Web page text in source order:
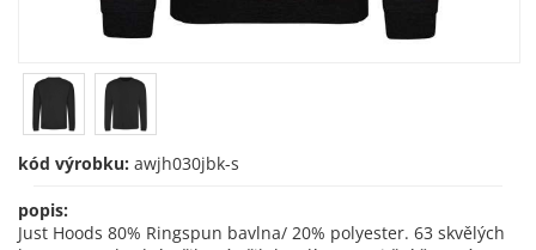
kód výrobku: awjh030jbk-s
popis:
Just Hoods 80% Ringspun bavlna/ 20% polyester. 63 skvělých